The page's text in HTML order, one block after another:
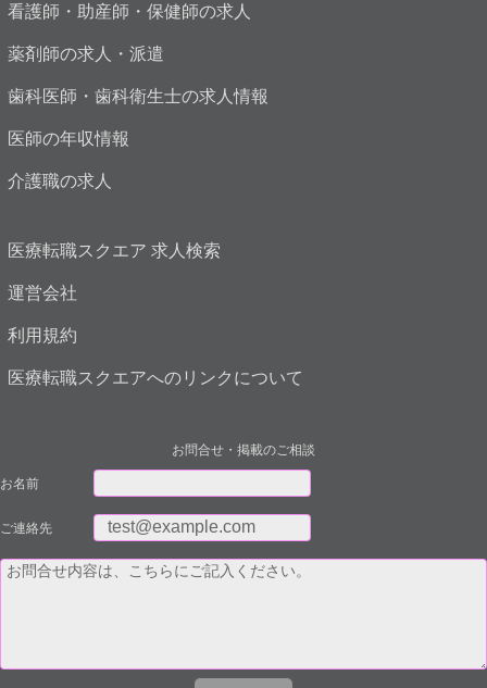
看護師・助産師・保健師の求人
薬剤師の求人・派遣
歯科医師・歯科衛生士の求人情報
医師の年収情報
介護職の求人
医療転職スクエア 求人検索
運営会社
利用規約
医療転職スクエアへのリンクについて
お問合せ・掲載のご相談
お名前
ご連絡先